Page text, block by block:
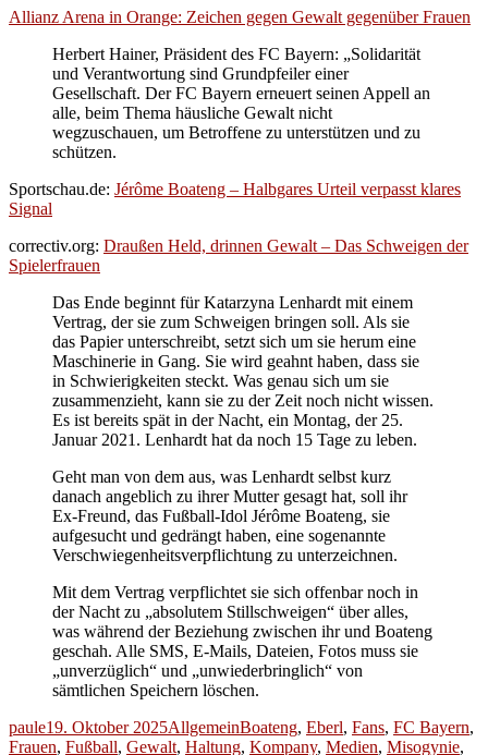
Allianz Arena in Orange: Zeichen gegen Gewalt gegenüber Frauen
Herbert Hainer, Präsident des FC Bayern: „Solidarität
und Verantwortung sind Grundpfeiler einer
Gesellschaft. Der FC Bayern erneuert seinen Appell an
alle, beim Thema häusliche Gewalt nicht
wegzuschauen, um Betroffene zu unterstützen und zu
schützen.
Sportschau.de: Jérôme Boateng – Halbgares Urteil verpasst klares
Signal
correctiv.org: Draußen Held, drinnen Gewalt – Das Schweigen der
Spielerfrauen
Das Ende beginnt für Katarzyna Lenhardt mit einem
Vertrag, der sie zum Schweigen bringen soll. Als sie
das Papier unterschreibt, setzt sich um sie herum eine
Maschinerie in Gang. Sie wird geahnt haben, dass sie
in Schwierigkeiten steckt. Was genau sich um sie
zusammenzieht, kann sie zu der Zeit noch nicht wissen.
Es ist bereits spät in der Nacht, ein Montag, der 25.
Januar 2021. Lenhardt hat da noch 15 Tage zu leben.
Geht man von dem aus, was Lenhardt selbst kurz
danach angeblich zu ihrer Mutter gesagt hat, soll ihr
Ex-Freund, das Fußball-Idol Jérôme Boateng, sie
aufgesucht und gedrängt haben, eine sogenannte
Verschwiegenheitsverpflichtung zu unterzeichnen.
Mit dem Vertrag verpflichtet sie sich offenbar noch in
der Nacht zu „absolutem Stillschweigen“ über alles,
was während der Beziehung zwischen ihr und Boateng
geschah. Alle SMS, E-Mails, Dateien, Fotos muss sie
„unverzüglich“ und „unwiederbringlich“ von
sämtlichen Speichern löschen.
Autor
pauleVeröffentlicht
am
19. Oktober 2025Kategorien
AllgemeinSchlagwörter
Boateng, Eberl, Fans, FC Bayern,
Frauen, Fußball, Gewalt, Haltung, Kompany, Medien, Misogynie,